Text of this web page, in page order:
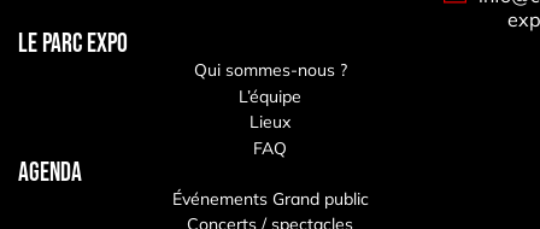
LE PARC EXPO
Qui sommes-nous ?
L’équipe
Lieux
FAQ
Agenda
Événements Grand public
Concerts / spectacles